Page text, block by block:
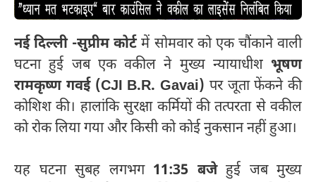
नई दिल्ली -सुप्रीम कोर्ट में सोमवार को एक चौंकाने वाली
घटना हुई जब एक वकील ने मुख्य न्यायाधीश भूषण
रामकृष्ण गवई (CJI B.R. Gavai) पर जूता फेंकने की
कोशिश की। हालांकि सुरक्षा कर्मियों की तत्परता से वकील
को रोक लिया गया और किसी को कोई नुकसान नहीं हुआ।
यह घटना सुबह लगभग 11:35 बजेहुई जब मुख्य